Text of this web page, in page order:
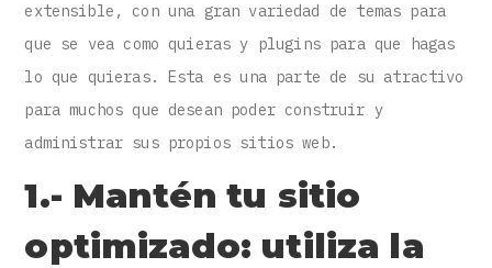
extensible, con una gran variedad de temas para
que se vea como quieras y plugins para que hagas
lo que quieras. Esta es una parte de su atractivo
para muchos que desean poder construir y
administrar sus propios sitios web.
1.- Mantén tu sitio
optimizado: utiliza la